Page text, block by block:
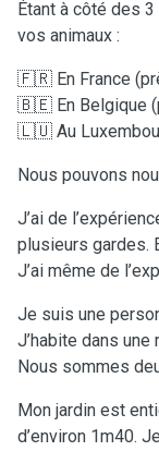
Étant à côté des
vos animaux :
🇫🇷 En France
🇧🇪 En Belgique
🇱🇺 Au
Nous pouvons
J’ai de
plusieurs gardes.
J’ai même de
Je suis une
J’habite dans
Nous sommes
Mon jardin est
d’environ 1m40.